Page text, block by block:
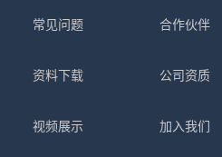
常见问题
资料下载
视频展示
合作伙伴
公司资质
加入我们